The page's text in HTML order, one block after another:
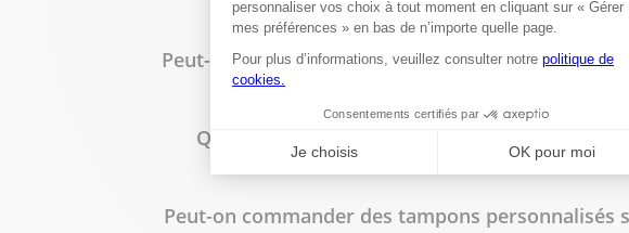
Peut-on faire imprimer des flyers à Bureau Vallée
Quels types de reliure sont disponibles en
Peut-on commander des tampons personnalisés